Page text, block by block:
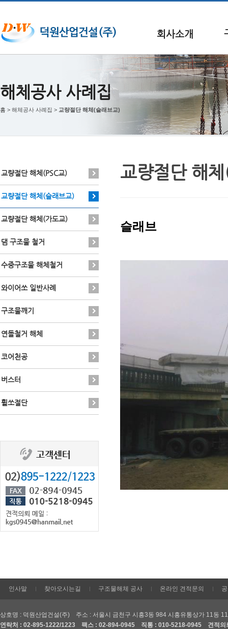
회사소개
해체공사 사례집
홈 > 해체공사 사례집 > 교량절단 해체(슬래브교)
교량절단 해체(PSC교)
교량절단 해체(슬래브교)
교량절단 해체(가도교)
댐 구조물 철거
수중구조물 해체철거
와이어쏘 일반사례
구조물깨기
연돌철거 해체
코어천공
버스터
휠쏘절단
교량절단 해
슬래브
인사말 찾아오시는길 구조물해체 공사 온라인 견적문의
상호명 : 덕원산업건설(주) 주소 : 서울시 금천구 시흥3동 984 시흥유통상가 11동
연락처 : 02-895-1222/1223 팩스 : 02-894-0945 직통 : 010-5218-0945 견적의